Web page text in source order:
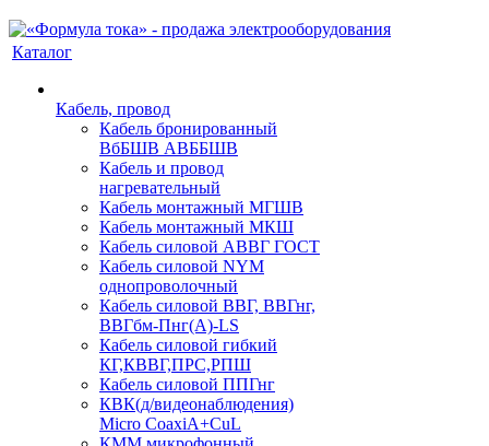
Каталог
Кабель, провод
Кабель бронированный
ВбБШВ АВББШВ
Кабель и провод
нагревательный
Кабель монтажный МГШВ
Кабель монтажный МКШ
Кабель силовой АВВГ ГОСТ
Кабель силовой NYM
однопроволочный
Кабель силовой ВВГ, ВВГнг,
ВВГбм-Пнг(А)-LS
Кабель силовой гибкий
КГ,КВВГ,ПРС,РПШ
Кабель силовой ППГнг
КВК(д/видеонаблюдения)
Micro CoaxiA+CuL